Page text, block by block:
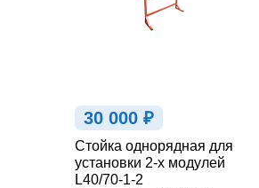
30 000 ₽
Стойка однорядная для
установки 2-х модулей
L40/70-1-2